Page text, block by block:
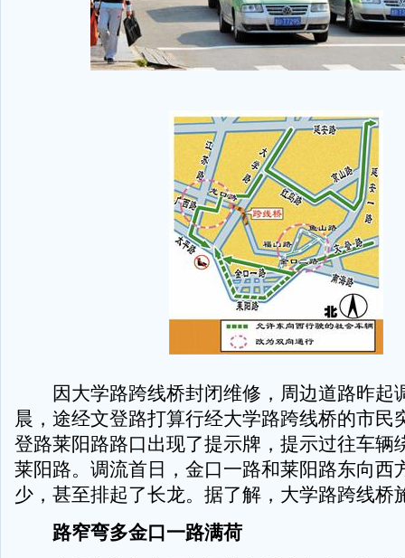
因大学路跨线桥封闭维修，周边道路昨起
晨，途经文登路打算行经大学路跨线桥的市民
登路莱阳路路口出现了提示牌，提示过往车辆
莱阳路。调流首日，金口一路和莱阳路东向西
少，甚至排起了长龙。据了解，大学路跨线桥
路窄弯多金口一路满荷